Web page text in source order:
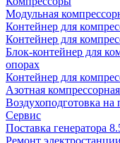
Модульная
Контейнер для
Контейнер для
Блок-контейнер для
опорах
Контейнер для
Азотная
Воздухоподготовка
Сервис
Поставка генератора
Ремонт